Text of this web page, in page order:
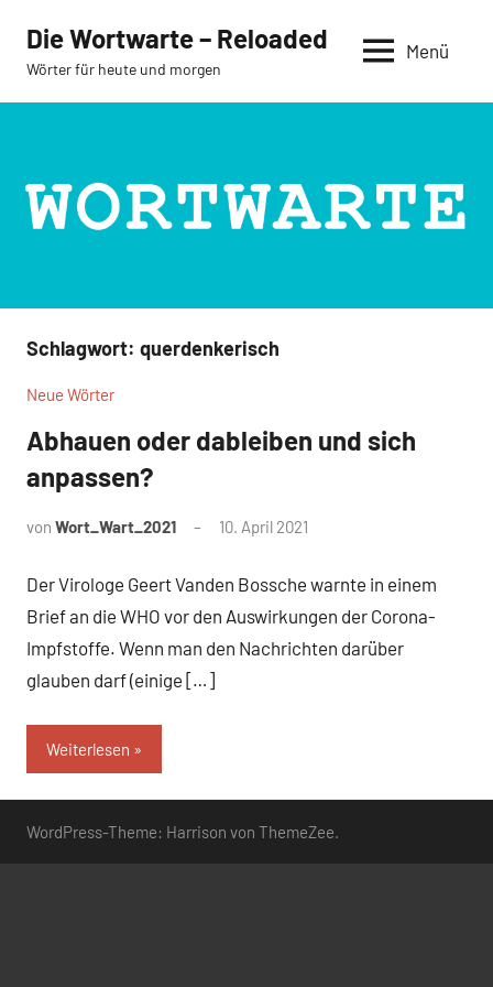
Inhalt
springen
Die Wortwarte – Reloaded
Wörter für heute und morgen
Menü
Schlagwort: querdenkerisch
Neue Wörter
Abhauen oder dableiben und sich
anpassen?
von Wort_Wart_2021 10. April 2021
Der Virologe Geert Vanden Bossche warnte in einem
Brief an die WHO vor den Auswirkungen der Corona-
Impfstoffe. Wenn man den Nachrichten darüber
glauben darf (einige […]
Weiterlesen
WordPress-Theme: Harrison von ThemeZee.